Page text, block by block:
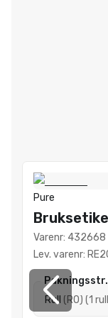
Pure
Varenr: 432668
Lev. varenr:
Pakningsstr.
Rull ( RO) (1